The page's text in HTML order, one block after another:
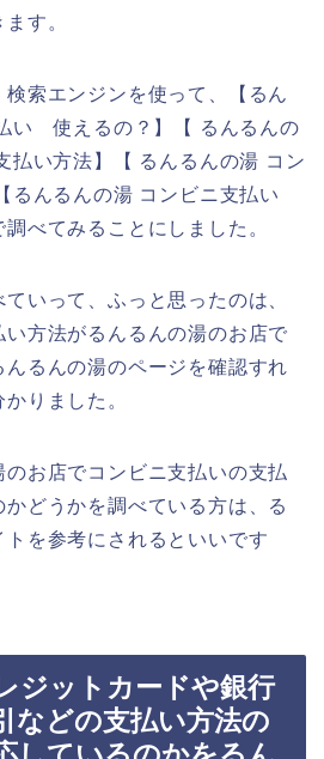
す。
検索エンジンを使って、【るん
い 使えるの？】【 るんるんの
い方法】【 るんるんの湯 コン
るんるんの湯 コンビニ支払い
べてみることにしました。
いって、ふっと思ったのは、
い方法がるんるんの湯のお店で
るんの湯のページを確認すれ
りました。
お店でコンビニ支払いの支払
どうかを調べている方は、る
を参考にされるといいです
ジットカードや銀行
などの支払い方法の